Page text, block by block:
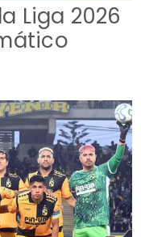
Liga 2026